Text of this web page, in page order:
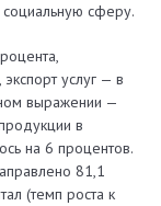
сферу.
услуг — в
выражении —
в
на 6 процентов.
81,1
(темп роста к